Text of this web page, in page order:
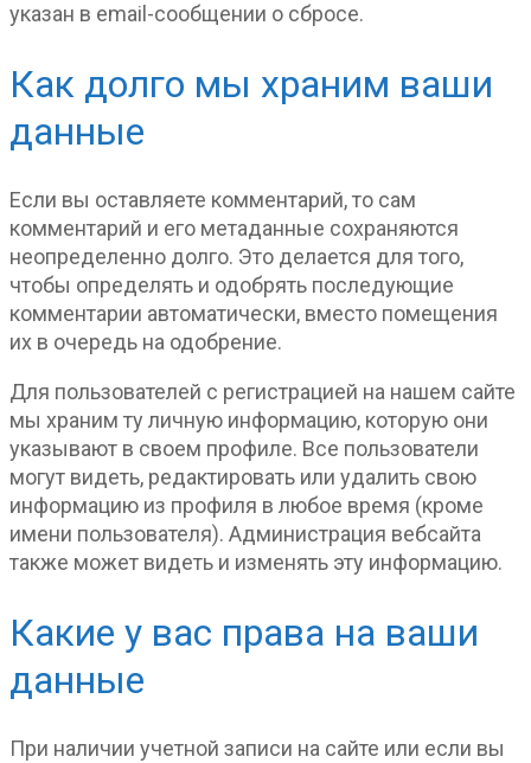
указан в email-сообщении о сбросе.
Как долго мы храним ваши
данные
Если вы оставляете комментарий, то сам
комментарий и его метаданные сохраняются
неопределенно долго. Это делается для того,
чтобы определять и одобрять последующие
комментарии автоматически, вместо помещения
их в очередь на одобрение.
Для пользователей с регистрацией на нашем сайте
мы храним ту личную информацию, которую они
указывают в своем профиле. Все пользователи
могут видеть, редактировать или удалить свою
информацию из профиля в любое время (кроме
имени пользователя). Администрация вебсайта
также может видеть и изменять эту информацию.
Какие у вас права на ваши
данные
При наличии учетной записи на сайте или если вы